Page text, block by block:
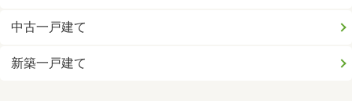
中古一戸建て
新築一戸建て